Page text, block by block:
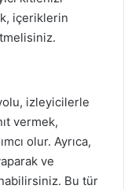
içeriklerin
izleyicilerle
vermek,
olur. Ayrıca,
ve
Bu tür